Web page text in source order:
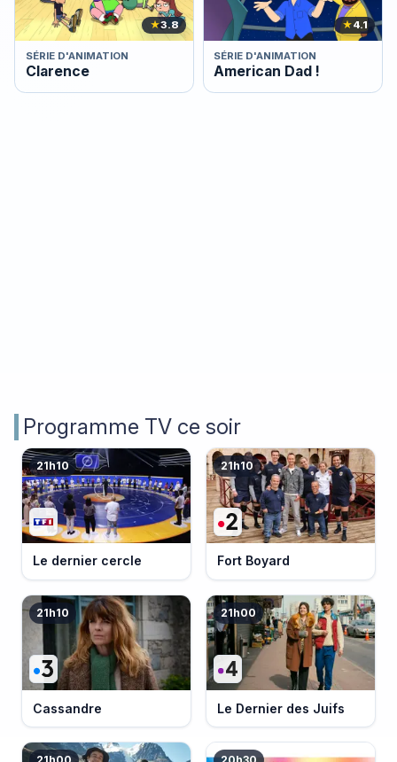
★3.8
SÉRIE D'ANIMATION
Clarence
★4.1
SÉRIE D'ANIMATION
American Dad !
Programme TV ce soir
21h10
Le dernier cercle
21h10
Fort Boyard
21h10
Cassandre
21h00
Le Dernier des Juifs